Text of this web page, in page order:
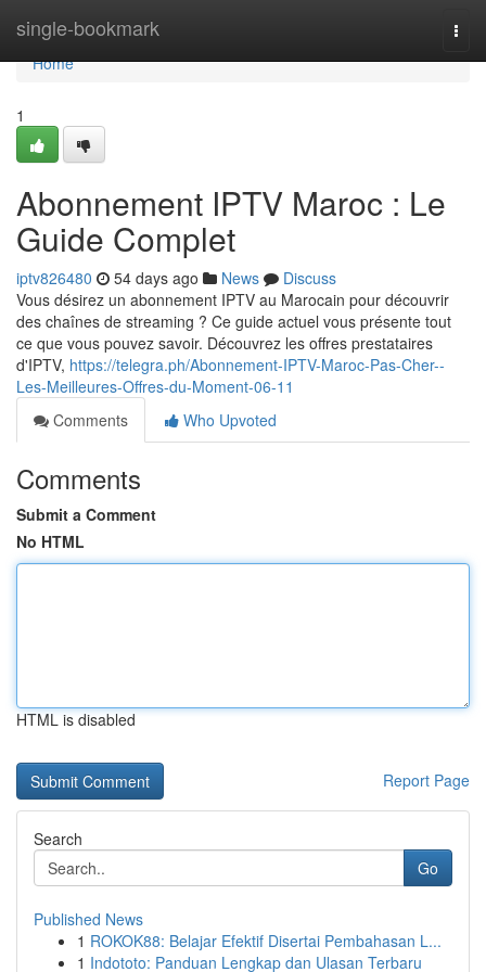
single-bookmark
Home
Home
1
Abonnement IPTV Maroc : Le
Guide Complet
iptv826480 54 days ago News
Discuss
Vous désirez un abonnement IPTV au Marocain pour découvrir
des chaînes de streaming ? Ce guide actuel vous présente tout
ce que vous pouvez savoir. Découvrez les offres prestataires
d'IPTV, https://telegra.ph/Abonnement-IPTV-Maroc-Pas-Cher--
Les-Meilleures-Offres-du-Moment-06-11
Comments
Who Upvoted
Comments
Submit a Comment
No HTML
HTML is disabled
Report Page
Search
Go
Published News
1 ROKOK88: Belajar Efektif Disertai Pembahasan L...
1 Indototo: Panduan Lengkap dan Ulasan Terbaru